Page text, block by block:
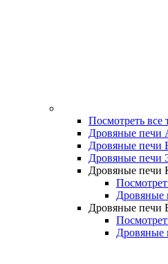
Посмотреть все
Дровяные печи
Дровяные
Дровяные печи
Дровяные печи
Дровяные
Дровяные печи
Дровяные